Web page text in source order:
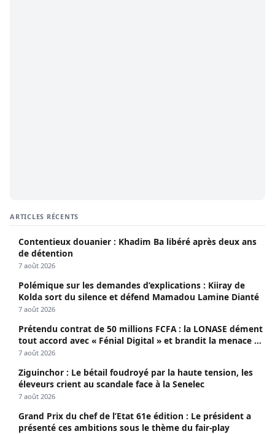
ARTICLES RÉCENTS
Contentieux douanier : Khadim Ba libéré après deux ans
de détention
7 août 2026
Polémique sur les demandes d’explications : Kiiray de
Kolda sort du silence et défend Mamadou Lamine Dianté
7 août 2026
Prétendu contrat de 50 millions FCFA : la LONASE dément
tout accord avec « Fénial Digital » et brandit la menace de
poursuites
7 août 2026
Ziguinchor : Le bétail foudroyé par la haute tension, les
éleveurs crient au scandale face à la Senelec
7 août 2026
Grand Prix du chef de l’Etat 61e édition : Le président a
présenté ces ambitions sous le thème du fair-play